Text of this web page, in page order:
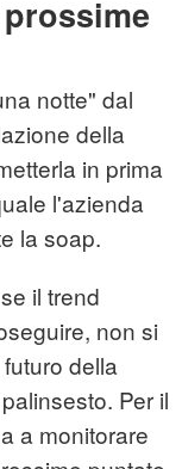
notte" dal
della
in prima
l'azienda
la soap.
il trend
non si
della
Per il
a monitorare